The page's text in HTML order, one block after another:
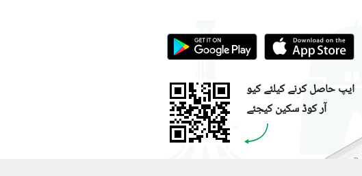
ایپ حاصل کرنے کیلئے کیو
آر کوڈ سکین کیجئے